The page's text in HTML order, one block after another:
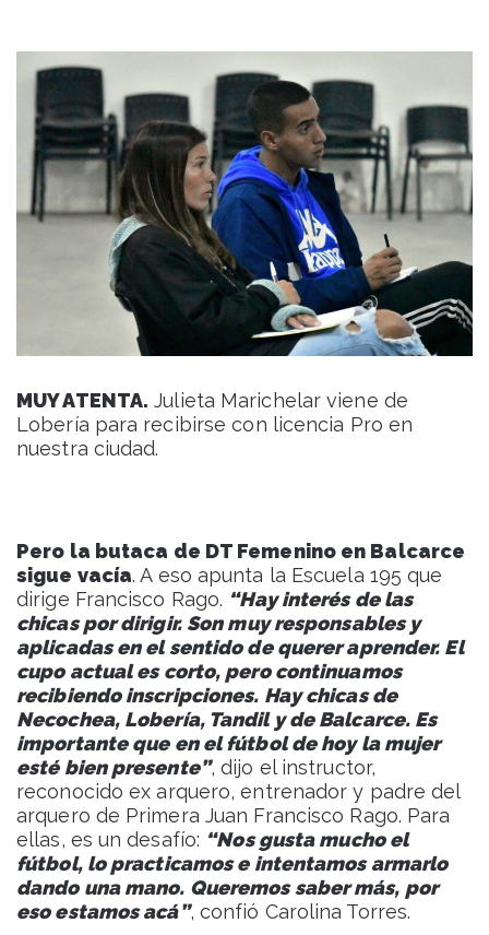
MUY ATENTA. Julieta Marichelar viene de
Lobería para recibirse con licencia Pro en
nuestra ciudad.
Pero la butaca de DT Femenino en Balcarce
sigue vacía. A eso apunta la Escuela 195 que
dirige Francisco Rago. “Hay interés de las
chicas por dirigir. Son muy responsables y
aplicadas en el sentido de querer aprender. El
cupo actual es corto, pero continuamos
recibiendo inscripciones. Hay chicas de
Necochea, Lobería, Tandil y de Balcarce. Es
importante que en el fútbol de hoy la mujer
esté bien presente”, dijo el instructor,
reconocido ex arquero, entrenador y padre del
arquero de Primera Juan Francisco Rago. Para
ellas, es un desafío: “Nos gusta mucho el
fútbol, lo practicamos e intentamos armarlo
dando una mano. Queremos saber más, por
eso estamos acá”, confió Carolina Torres.